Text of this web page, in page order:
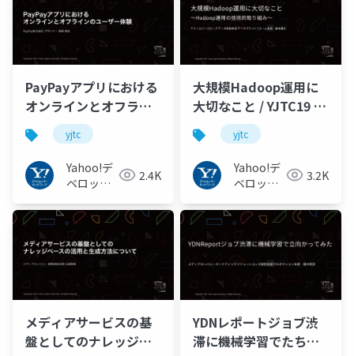
PayPayアプリにおける
オンラインとオフライ
ンのユーザー体験 /
YJTC19 in Shibuya B-5
#yjtc
yjtc
Yahoo!デ
ベロッパ
ワーク
2.4K
大規模Hadoop運用に
大切なこと / YJTC19 in
Shibuya B-2 #yjtc
yjtc
Yahoo!デ
ベロッパ
ワーク
3.2K
メディアサービスの基
盤としてのナレッジベ
YDNレポートジョブ渋
滞に機械学習でたちむ